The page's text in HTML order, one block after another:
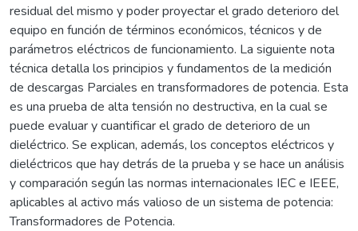
residual del mismo y poder proyectar el grado deterioro del
equipo en función de términos económicos, técnicos y de
parámetros eléctricos de funcionamiento. La siguiente nota
técnica detalla los principios y fundamentos de la medición
de descargas Parciales en transformadores de potencia. Esta
es una prueba de alta tensión no destructiva, en la cual se
puede evaluar y cuantificar el grado de deterioro de un
dieléctrico. Se explican, además, los conceptos eléctricos y
dieléctricos que hay detrás de la prueba y se hace un análisis
y comparación según las normas internacionales IEC e IEEE,
aplicables al activo más valioso de un sistema de potencia:
Transformadores de Potencia.